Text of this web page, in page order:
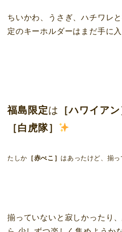
ちいかわ、うさぎ、ハチワレ
定のキーホルダーはまだ手に
福島限定は ［ハワイアン
［白虎隊］
たしか ［赤べこ］ はあったけど、揃
揃っていないと寂しかったり